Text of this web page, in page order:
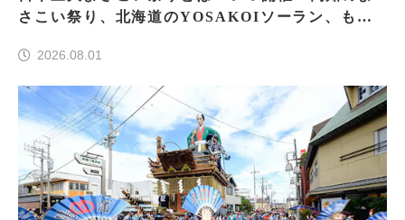
さこい祭り、北海道のYOSAKOIソーラン、もう
2026.08.01